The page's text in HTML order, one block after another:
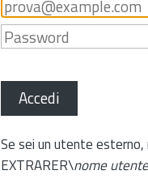
Accedi
Se sei un utente esterno,
EXTRARER\nome utente